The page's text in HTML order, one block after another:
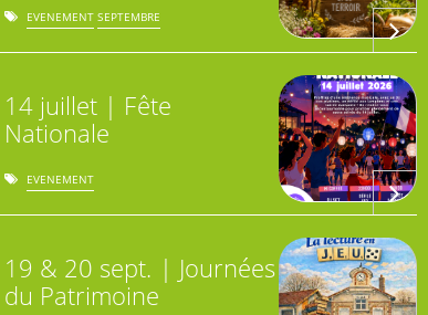
EVENEMENT SEPTEMBRE
14 juillet | Fête
Nationale
EVENEMENT
19 & 20 sept. | Journées
du Patrimoine